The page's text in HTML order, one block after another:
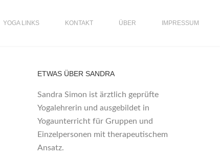
YOGA LINKS KONTAKT ÜBER IMPRESSUM
ETWAS ÜBER SANDRA
Sandra Simon ist ärztlich geprüfte
Yogalehrerin und ausgebildet in
Yogaunterricht für Gruppen und
Einzelpersonen mit therapeutischem
Ansatz.